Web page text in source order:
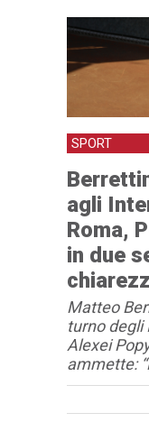
SPORT
agli
Roma,
in due
Matteo
turno degli
Alexei
ammette:
Articolo
Testo articolo